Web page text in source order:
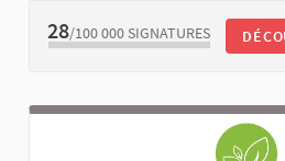
28/100 000 SIGNATURES